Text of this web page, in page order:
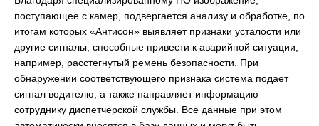
поступающее с камер, подвергается анализу и обработке, по
итогам которых «Антисон» выявляет признаки усталости или
другие сигналы, способные привести к аварийной ситуации,
например, расстегнутый ремень безопасности. При
обнаружении соответствующего признака система подает
сигнал водителю, а также направляет информацию
сотруднику диспетчерской службы. Все данные при этом